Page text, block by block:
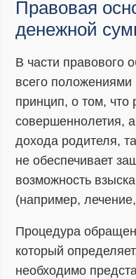
Правовая
денежной
В части правового
всего
принцип, о том, что
совершеннолетия,
дохода родителя,
не обеспечивает
возможность
(например,
Процедура
который
необходимо